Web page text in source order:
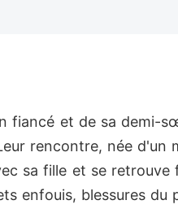
fiancé et de sa demi-
rencontre, née d'un
sa fille et se retrouve
enfouis, blessures du